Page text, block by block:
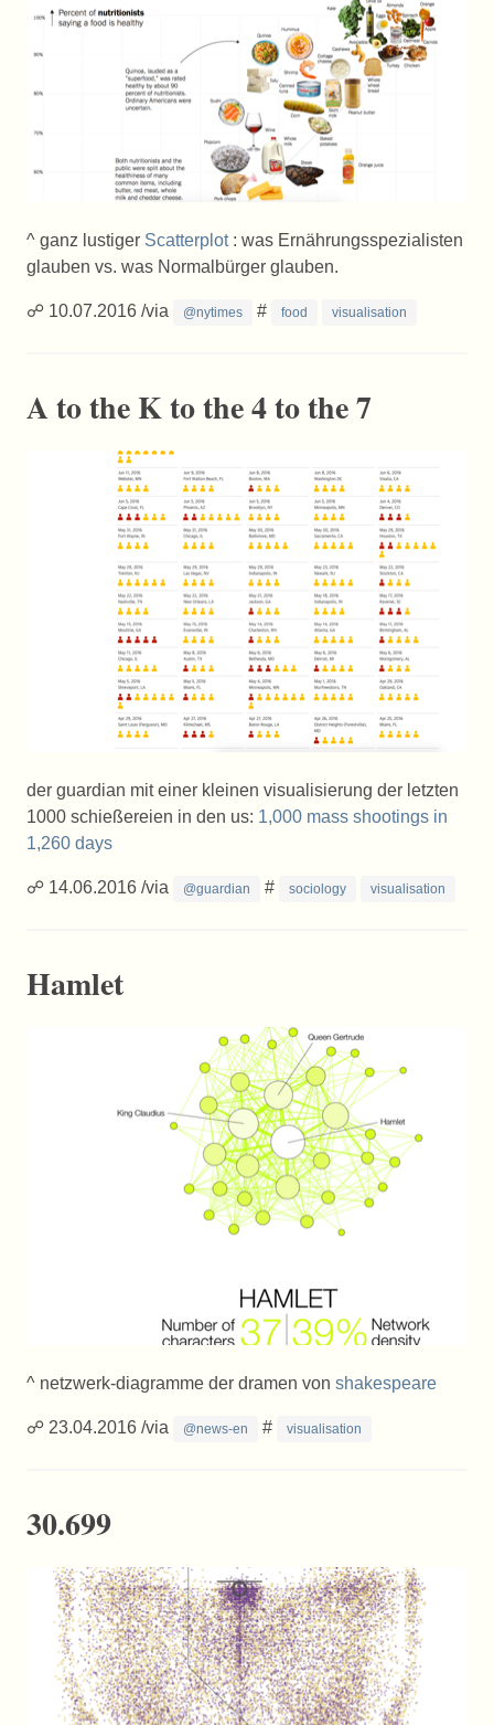
^ ganz lustiger Scatterplot: was Ernährungsspezialisten
glauben vs. was Normalbürger glauben.
☍ 10.07.2016 /via @nytimes # food visualisation
A to the K to the 4 to the 7
der guardian mit einer kleinen visualisierung der letzten
1000 schießereien in den us: 1,000 mass shootings in
1,260 days
☍ 14.06.2016 /via @guardian # sociology visualisation
Hamlet
^ netzwerk-diagramme der dramen von shakespeare
☍ 23.04.2016 /via @news-en # visualisation
30.699